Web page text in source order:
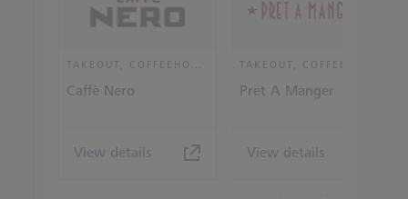
TAKEOUT, COFFEEHOUSE AND CAFÉ
Caffè Nero
View details
Pret A Manger
View details